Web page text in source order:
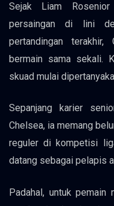
Sejak Liam
persaingan di lini
pertandingan
bermain sama sekali.
skuad mulai
Sepanjang karier
Chelsea, ia memang
reguler di kompetisi
datang sebagai pelapis
Padahal, untuk pemain